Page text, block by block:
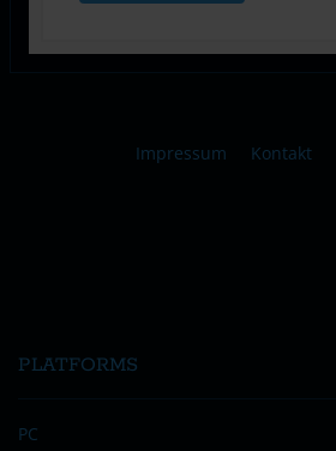
Impressum Kontakt
PLATFORMS
PC